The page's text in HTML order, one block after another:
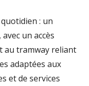
: un
un accès
au tramway reliant
adaptées aux
et de services